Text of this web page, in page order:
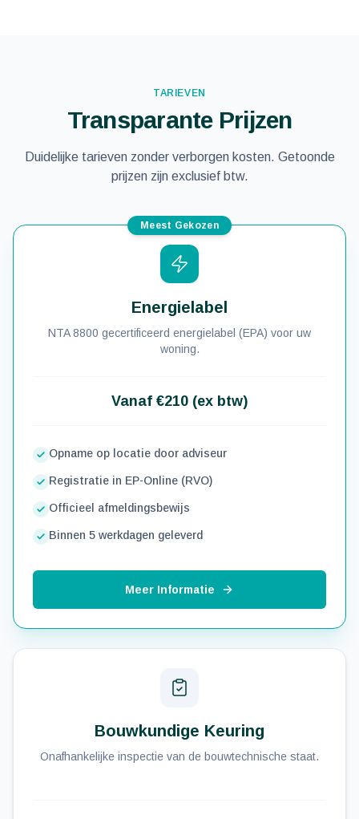
TARIEVEN
Transparante Prijzen
Duidelijke tarieven zonder verborgen kosten. Getoonde
prijzen zijn exclusief btw.
Meest Gekozen
Energielabel
NTA 8800 gecertificeerd energielabel (EPA) voor uw
woning.
Vanaf €210 (ex btw)
Opname op locatie door adviseur
Registratie in EP-Online (RVO)
Officieel afmeldingsbewijs
Binnen 5 werkdagen geleverd
Meer Informatie
Bouwkundige Keuring
Onafhankelijke inspectie van de bouwtechnische staat.